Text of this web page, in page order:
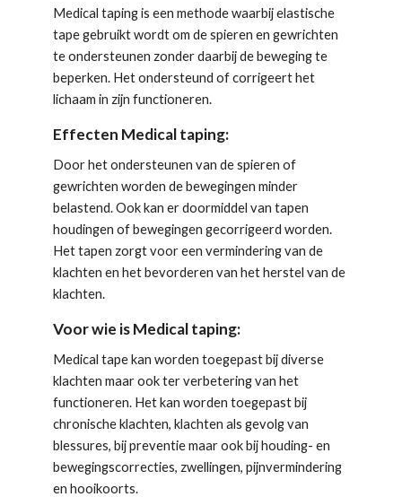
Medical taping is een methode waarbij elastische
tape gebruikt wordt om de spieren en gewrichten
te ondersteunen zonder daarbij de beweging te
beperken. Het ondersteund of corrigeert het
lichaam in zijn functioneren.
Effecten Medical taping:
Door het ondersteunen van de spieren of
gewrichten worden de bewegingen minder
belastend. Ook kan er doormiddel van tapen
houdingen of bewegingen gecorrigeerd worden.
Het tapen zorgt voor een vermindering van de
klachten en het bevorderen van het herstel van de
klachten.
Voor wie is Medical taping:
Medical tape kan worden toegepast bij diverse
klachten maar ook ter verbetering van het
functioneren. Het kan worden toegepast bij
chronische klachten, klachten als gevolg van
blessures, bij preventie maar ook bij houding- en
bewegingscorrecties, zwellingen, pijnvermindering
en hooikoorts.